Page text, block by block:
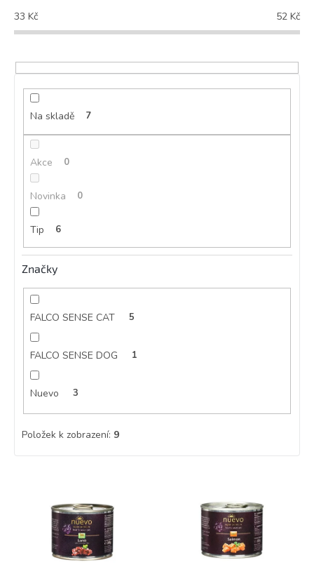
p
r
o
u
33 Kč 52 Kč
Na skladě 7
Akce 0
Novinka 0
Tip 6
Značky
FALCO SENSE CAT 5
FALCO SENSE DOG 1
Nuevo 3
Položek k zobrazení: 9